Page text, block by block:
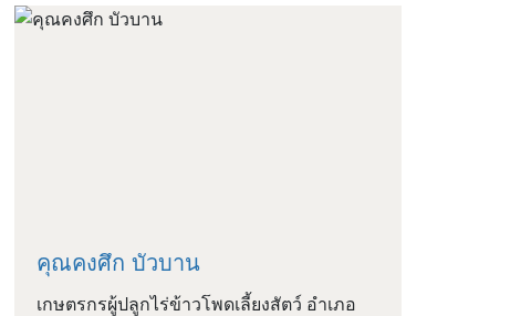
คุณคงศึก บัวบาน
เกษตรกรผู้ปลูกไร่ข้าวโพดเลี้ยงสัตว์ อำเภอ